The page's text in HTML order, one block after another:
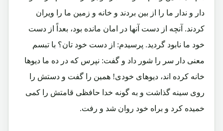
دار و ندار ما را از بین بردند و خانه و زمین ما را ویران
کردند. آنچه از دست آنها در امان مانده بود، بعداً از دست
خود ما نابود گردید. پرسیدم: از دست خود تان؟ با تبسم
معنی دار سر را شور داد و گفت: نپرس که در ده ما دیوها
خانه کرده اند، دیوهای خودی! همین را گفت و دستش را
روی سینه گذاشت و به گونه خدا حافظی قامتش را کمی
خمیده کرد و براه خود روان شد و رفت.